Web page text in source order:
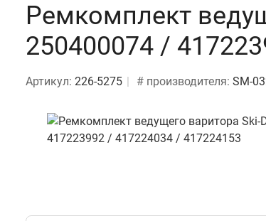
Ремкомплект
250400074 /
Артикул: 226-5275 # производителя: SM-